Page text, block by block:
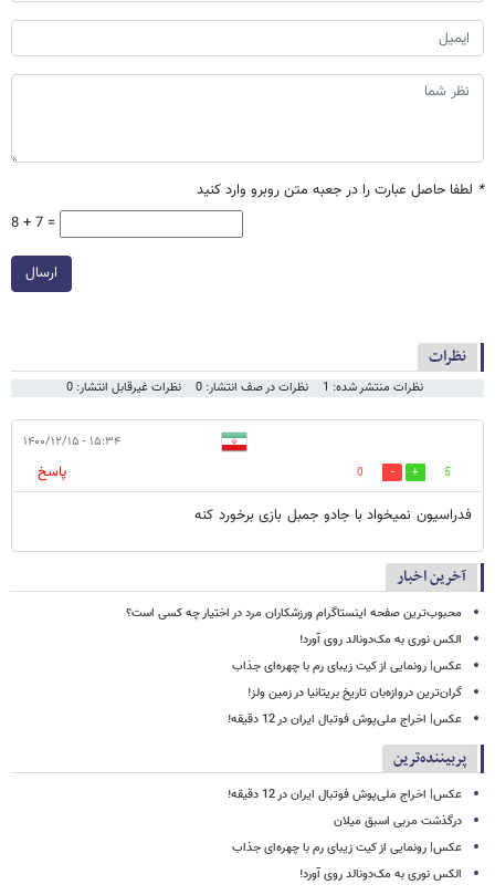
* لطفا حاصل عبارت را در جعبه متن روبرو وارد کنید
8 + 7 =
ارسال
نظرات
نظرات منتشر شده: 1 نظرات در صف انتشار: 0 نظرات غیرقابل انتشار: 0
۱۵:۳۴ - ۱۴۰۰/۱۲/۱۵
5
0
پاسخ
فدراسیون نمیخواد با جادو جمبل بازی برخورد کنه
آخرین اخبار
محبوب‌ترین صفحه اینستاگرام ورزشکاران مرد در اختیار چه کسی است؟
الکس نوری به مک‌دونالد روی آورد!
عکس| رونمایی از کیت زیبای رم با چهره‌ای جذاب
گران‌ترین دروازه‌بان تاریخ بریتانیا در زمین ولز!
عکس| اخراج ملی‌پوش فوتبال ایران در 12 دقیقه!
پربیننده‌ترین
عکس| اخراج ملی‌پوش فوتبال ایران در 12 دقیقه!
درگذشت مربی اسبق میلان
عکس| رونمایی از کیت زیبای رم با چهره‌ای جذاب
الکس نوری به مک‌دونالد روی آورد!